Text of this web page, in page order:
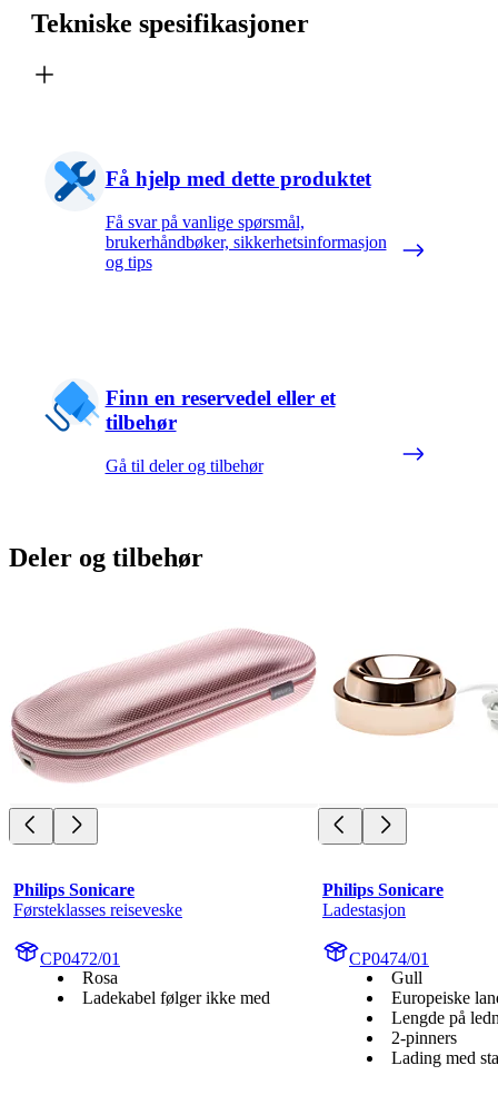
Tekniske spesifikasjoner
Få hjelp med dette produktet
Få svar på vanlige spørsmål,
brukerhåndbøker, sikkerhetsinformasjon
og tips
Finn en reservedel eller et
tilbehør
Gå til deler og tilbehør
Deler og tilbehør
Philips Sonicare
Førsteklasses reiseveske
CP0472/01
Rosa
Ladekabel følger ikke med
Philips Sonicare
Ladestasjon
CP0474/01
Gull
Europeiske
Lengde på
2-pinners
Lading med